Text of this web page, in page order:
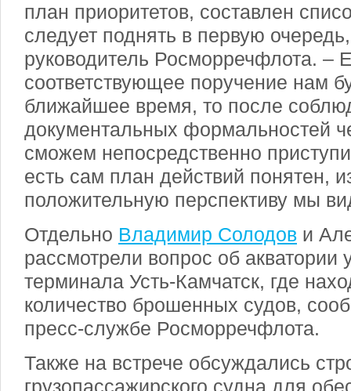
план приоритетов, составлен
следует поднять в первую
руководитель Росморречфлота. –
соответствующее поручение нам
ближайшее время, то после
документальных формальностей
сможем непосредственно
есть сам план действий понятен,
положительную перспективу мы
Отдельно Владимир Солодов и
рассмотрели вопрос об акватории
терминала Усть-Камчатск, где
количество брошенных судов,
пресс-службе Росморречфлота.
Также на встрече обсуждались
грузопассажирского судна для